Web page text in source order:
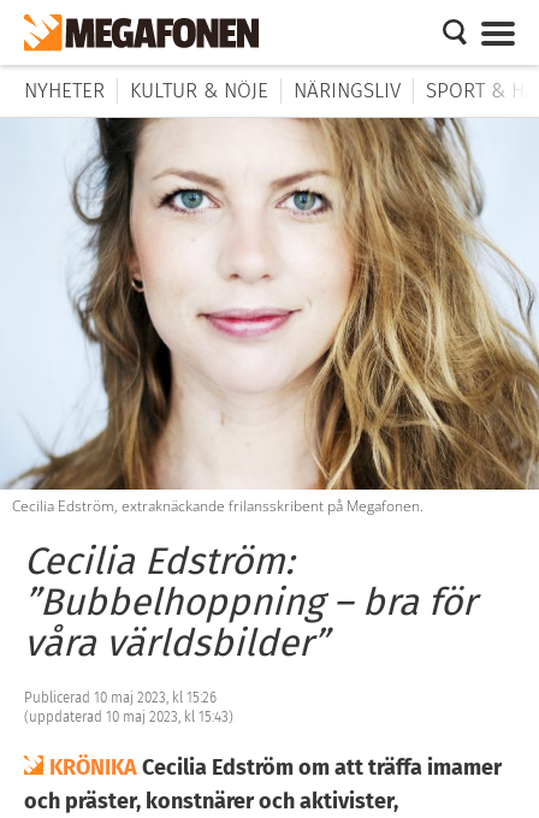
NYHETER KULTUR & NÖJE NÄRINGSLIV SPORT &
Cecilia Edström, extraknäckande frilansskribent på Megafonen.
Cecilia Edström:
”Bubbelhoppning – bra för
våra världsbilder”
Publicerad 10 maj 2023, kl 15:26
(uppdaterad 10 maj 2023, kl 15:43)
KRÖNIKACecilia Edström om att träffa imamer
och präster, konstnärer och aktivister,